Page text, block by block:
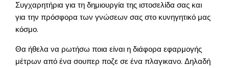
Συγχαρητήρια για τη δημιουργία της ιστοσελίδα σας και
για την πρόσφορα των γνώσεων σας στο κυνηγητικό μας
κόσμο.
Θα ήθελα να ρωτήσω ποια είναι η διάφορα εφαρμογής
μέτρων από ένα σουπερ ποζε σε ένα πλαγικανο. Δηλαδή